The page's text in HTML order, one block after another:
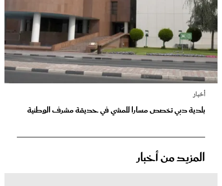
أخبار
بلدية دبي تخصص مسارا للمشي في حديقة مشرف الوطنية
المزيد من أخبار